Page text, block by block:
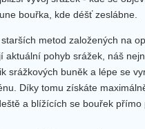
bouřka, kde déšť zeslábne.
metod založených na
aktuální pohyb srážek, náš
srážkových buněk a lépe se
Díky tomu získáte
a blížících se bouřek přímo